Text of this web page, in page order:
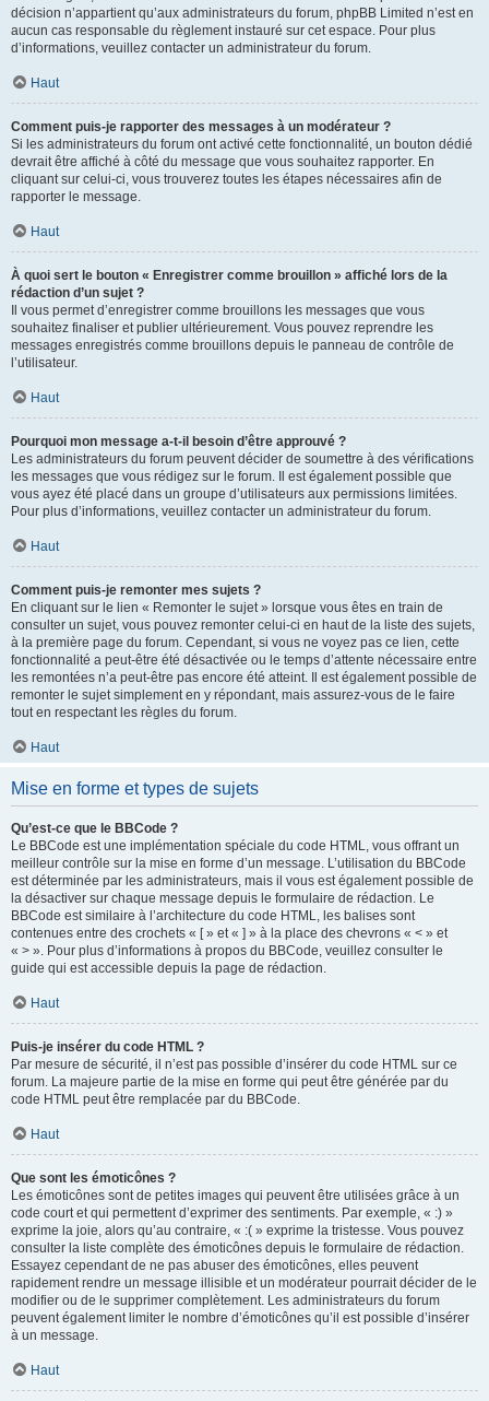
décision n’appartient qu’aux administrateurs du forum, phpBB Limited n’est en
aucun cas responsable du règlement instauré sur cet espace. Pour plus
d’informations, veuillez contacter un administrateur du forum.
Haut
Comment puis-je rapporter des messages à un modérateur ?
Si les administrateurs du forum ont activé cette fonctionnalité, un bouton dédié
devrait être affiché à côté du message que vous souhaitez rapporter. En
cliquant sur celui-ci, vous trouverez toutes les étapes nécessaires afin de
rapporter le message.
Haut
À quoi sert le bouton « Enregistrer comme brouillon » affiché lors de la
rédaction d’un sujet ?
Il vous permet d’enregistrer comme brouillons les messages que vous
souhaitez finaliser et publier ultérieurement. Vous pouvez reprendre les
messages enregistrés comme brouillons depuis le panneau de contrôle de
l’utilisateur.
Haut
Pourquoi mon message a-t-il besoin d’être approuvé ?
Les administrateurs du forum peuvent décider de soumettre à des vérifications
les messages que vous rédigez sur le forum. Il est également possible que
vous ayez été placé dans un groupe d’utilisateurs aux permissions limitées.
Pour plus d’informations, veuillez contacter un administrateur du forum.
Haut
Comment puis-je remonter mes sujets ?
En cliquant sur le lien « Remonter le sujet » lorsque vous êtes en train de
consulter un sujet, vous pouvez remonter celui-ci en haut de la liste des sujets,
à la première page du forum. Cependant, si vous ne voyez pas ce lien, cette
fonctionnalité a peut-être été désactivée ou le temps d’attente nécessaire entre
les remontées n’a peut-être pas encore été atteint. Il est également possible de
remonter le sujet simplement en y répondant, mais assurez-vous de le faire
tout en respectant les règles du forum.
Haut
Mise en forme et types de sujets
Qu’est-ce que le BBCode ?
Le BBCode est une implémentation spéciale du code HTML, vous offrant un
meilleur contrôle sur la mise en forme d’un message. L’utilisation du BBCode
est déterminée par les administrateurs, mais il vous est également possible de
la désactiver sur chaque message depuis le formulaire de rédaction. Le
BBCode est similaire à l’architecture du code HTML, les balises sont
contenues entre des crochets « [ » et « ] » à la place des chevrons « < » et
« > ». Pour plus d’informations à propos du BBCode, veuillez consulter le
guide qui est accessible depuis la page de rédaction.
Haut
Puis-je insérer du code HTML ?
Par mesure de sécurité, il n’est pas possible d’insérer du code HTML sur ce
forum. La majeure partie de la mise en forme qui peut être générée par du
code HTML peut être remplacée par du BBCode.
Haut
Que sont les émoticônes ?
Les émoticônes sont de petites images qui peuvent être utilisées grâce à un
code court et qui permettent d’exprimer des sentiments. Par exemple, « :) »
exprime la joie, alors qu’au contraire, « :( » exprime la tristesse. Vous pouvez
consulter la liste complète des émoticônes depuis le formulaire de rédaction.
Essayez cependant de ne pas abuser des émoticônes, elles peuvent
rapidement rendre un message illisible et un modérateur pourrait décider de le
modifier ou de le supprimer complètement. Les administrateurs du forum
peuvent également limiter le nombre d’émoticônes qu’il est possible d’insérer
à un message.
Haut